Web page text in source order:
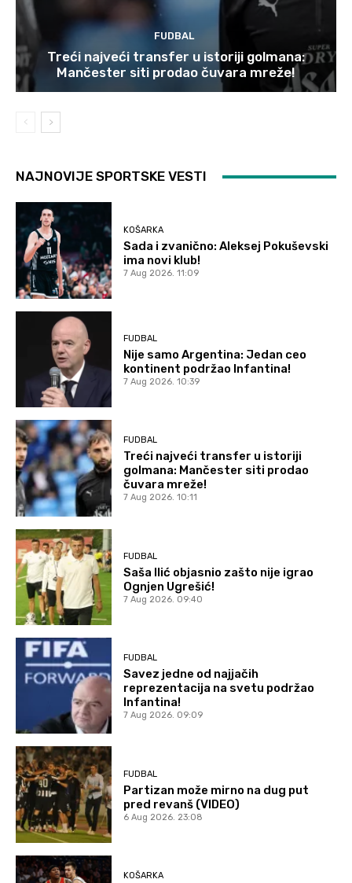
FUDBAL
Treći najveći transfer u istoriji golmana:
Mančester siti prodao čuvara mreže!
NAJNOVIJE SPORTSKE VESTI
KOŠARKA
Sada i zvanično: Aleksej Pokuševski
ima novi klub!
7 Aug 2026. 11:09
FUDBAL
Nije samo Argentina: Jedan ceo
kontinent podržao Infantina!
7 Aug 2026. 10:39
FUDBAL
Treći najveći transfer u istoriji
golmana: Mančester siti prodao
čuvara mreže!
7 Aug 2026. 10:11
FUDBAL
Saša Ilić objasnio zašto nije igrao
Ognjen Ugrešić!
7 Aug 2026. 09:40
FUDBAL
Savez jedne od najjačih
reprezentacija na svetu podržao
Infantina!
7 Aug 2026. 09:09
FUDBAL
Partizan može mirno na dug put
pred revanš (VIDEO)
6 Aug 2026. 23:08
KOŠARKA